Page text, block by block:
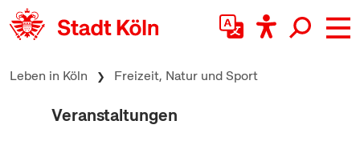
zum Inhalt springen
Leben in Köln Freizeit, Natur und Sport
Veranstaltungen